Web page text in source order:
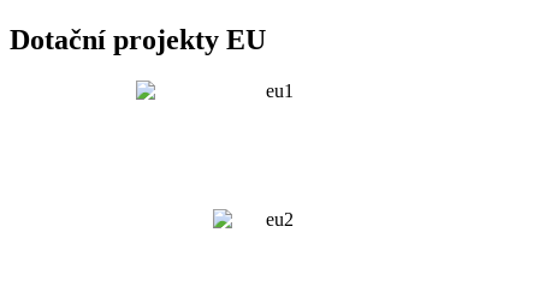
Dotační projekty EU